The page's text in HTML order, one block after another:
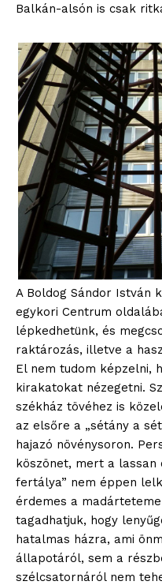
Balkán-alsón is csak
A Boldog Sándor István
egykori Centrum
lépkedhetünk, és
raktározás, illetve a
El nem tudom képzelni,
kirakatokat nézegetni.
székház tövéhez is
az elsőre a „sétány a
hajazó növénysoron.
köszönet, mert a lassan
fertálya” nem éppen
érdemes a
tagadhatjuk, hogy
hatalmas házra, ami
állapotáról, sem a
szélcsatornáról nem